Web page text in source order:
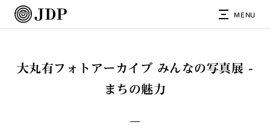
MENU
大丸有フォトアーカイブ みんなの写真展 -
まちの魅力